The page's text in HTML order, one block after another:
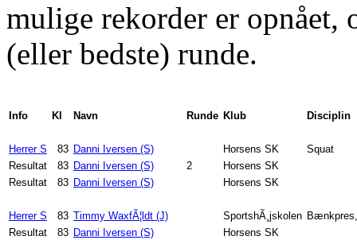
mulige rekorder er opnået,
(eller bedste) runde.
Info Kl Navn Runde Klub Disciplin
Herrer S 83 Danni Iversen (S) Horsens SK
Squat
Resultat
83 Danni Iversen (S) 2
Horsens SK
Resultat
83 Danni Iversen (S) Horsens SK
Herrer S 83 Timmy WaxfÃ¦ldt (J) SportshÃ¸jskolen
Resultat
83 Danni Iversen (S) Horsens SK